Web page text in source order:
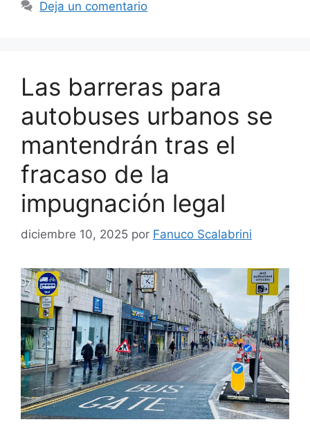
Deja un comentario
Las barreras para
autobuses urbanos se
mantendrán tras el
fracaso de la
impugnación legal
diciembre 10, 2025 por Fanuco Scalabrini